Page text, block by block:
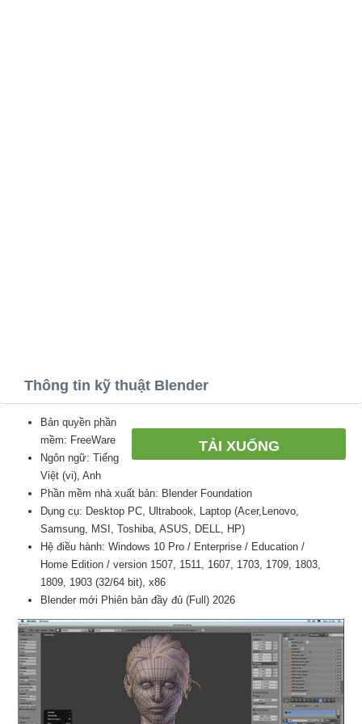
Thông tin kỹ thuật Blender
TẢI XUỐNG
Bản quyền phần
mềm: FreeWare
Ngôn ngữ: Tiếng
Việt (vi), Anh
Phần mềm nhà xuất bản: Blender Foundation
Dụng cụ: Desktop PC, Ultrabook, Laptop (Acer,Lenovo,
Samsung, MSI, Toshiba, ASUS, DELL, HP)
Hệ điều hành: Windows 10 Pro / Enterprise / Education /
Home Edition / version 1507, 1511, 1607, 1703, 1709, 1803,
1809, 1903 (32/64 bit), x86
Blender mới Phiên bản đầy đủ (Full) 2026